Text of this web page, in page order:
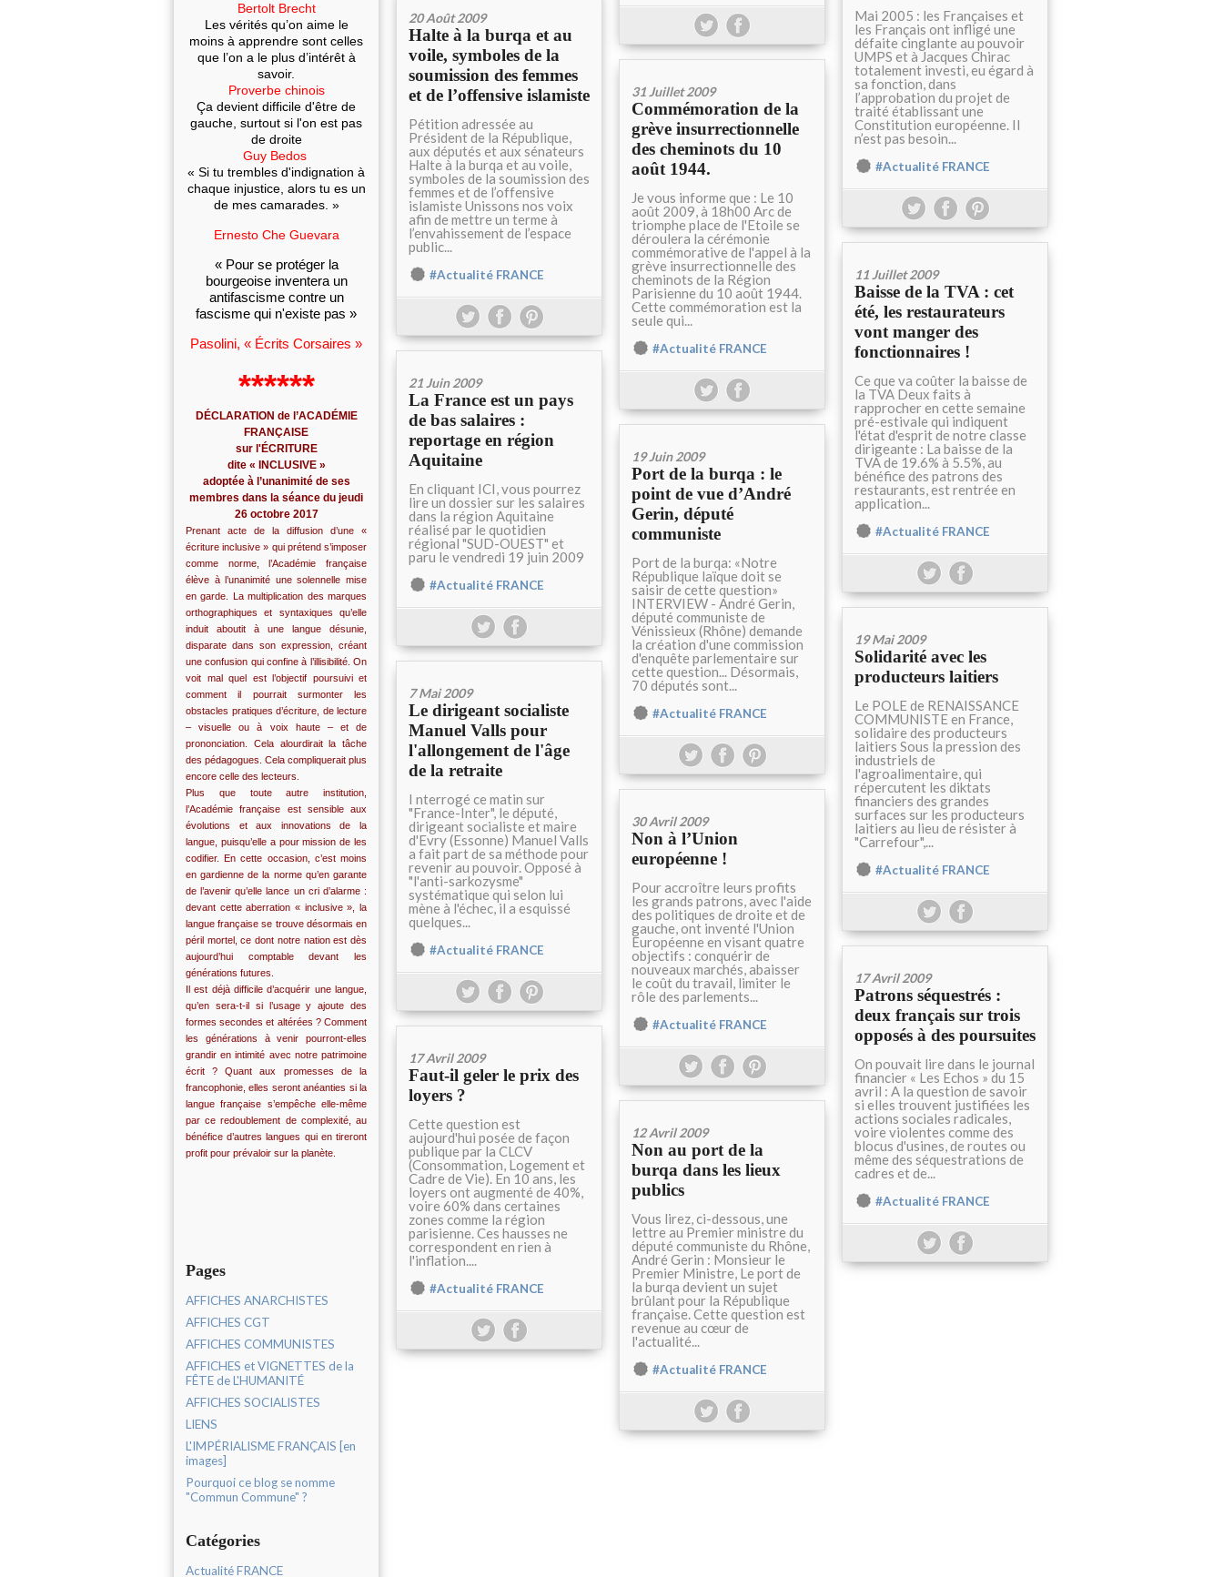
Bertolt Brecht
Les vérités qu’on aime le
moins à apprendre sont celles
que l’on a le plus d’intérêt à
savoir.
Proverbe chinois
Ça devient difficile d'être de
gauche, surtout si l'on est pas
de droite
Guy Bedos
« Si tu trembles d'indignation à
chaque injustice, alors tu es un
de mes camarades. »
Ernesto Che Guevara
« Pour se protéger la
bourgeoise inventera un
antifascisme contre un
fascisme qui n'existe pas »
Pasolini, « Écrits Corsaires »
******
DÉCLARATION de l’ACADÉMIE
FRANÇAISE
sur l'ÉCRITURE
dite « INCLUSIVE »
adoptée à l’unanimité de ses
membres dans la séance du jeudi
26 octobre 2017
Prenant acte de la diffusion d’une «
écriture inclusive » qui prétend s’imposer
comme norme, l’Académie française
élève à l’unanimité une solennelle mise
en garde. La multiplication des marques
orthographiques et syntaxiques qu’elle
induit aboutit à une langue désunie,
disparate dans son expression, créant
une confusion qui confine à l’illisibilité. On
voit mal quel est l’objectif poursuivi et
comment il pourrait surmonter les
obstacles pratiques d’écriture, de lecture
– visuelle ou à voix haute – et de
prononciation. Cela alourdirait la tâche
des pédagogues. Cela compliquerait plus
encore celle des lecteurs.
Plus que toute autre institution,
l’Académie française est sensible aux
évolutions et aux innovations de la
langue, puisqu’elle a pour mission de les
codifier. En cette occasion, c’est moins
en gardienne de la norme qu’en garante
de l’avenir qu’elle lance un cri d’alarme :
devant cette aberration « inclusive », la
langue française se trouve désormais en
péril mortel, ce dont notre nation est dès
aujourd’hui comptable devant les
générations futures.
Il est déjà difficile d’acquérir une langue,
qu’en sera-t-il si l’usage y ajoute des
formes secondes et altérées ? Comment
les générations à venir pourront-elles
grandir en intimité avec notre patrimoine
écrit ? Quant aux promesses de la
francophonie, elles seront anéanties si la
langue française s’empêche elle-même
par ce redoublement de complexité, au
bénéfice d’autres langues qui en tireront
profit pour prévaloir sur la planète.
Pages
AFFICHES ANARCHISTES
AFFICHES CGT
AFFICHES COMMUNISTES
AFFICHES et VIGNETTES de la
FÊTE de L'HUMANITÉ
AFFICHES SOCIALISTES
LIENS
L'IMPÉRIALISME FRANÇAIS [en
images]
Pourquoi ce blog se nomme
"Commun Commune" ?
Catégories
Actualité FRANCE
Mai 2005 : les Françaises et
les Français ont infligé une
défaite cinglante au pouvoir
UMPS et à Jacques Chirac
totalement investi, eu égard à
sa fonction, dans
l’approbation du projet de
traité établissant une
Constitution européenne. Il
n’est pas besoin...
#Actualité FRANCE
20 Août 2009
Halte à la burqa et au
voile, symboles de la
soumission des femmes
et de l’offensive islamiste
Pétition adressée au
Président de la République,
aux députés et aux sénateurs
Halte à la burqa et au voile,
symboles de la soumission des
femmes et de l’offensive
islamiste Unissons nos voix
afin de mettre un terme à
l’envahissement de l’espace
public...
#Actualité FRANCE
31 Juillet 2009
Commémoration de la
grève insurrectionnelle
des cheminots du 10
août 1944.
Je vous informe que : Le 10
août 2009, à 18h00 Arc de
triomphe place de l'Etoile se
déroulera la cérémonie
commémorative de l'appel à la
grève insurrectionnelle des
cheminots de la Région
Parisienne du 10 août 1944.
Cette commémoration est la
seule qui...
#Actualité FRANCE
11 Juillet 2009
Baisse de la TVA : cet
été, les restaurateurs
vont manger des
fonctionnaires !
Ce que va coûter la baisse de
la TVA Deux faits à
rapprocher en cette semaine
pré-estivale qui indiquent
l'état d'esprit de notre classe
dirigeante : La baisse de la
TVA de 19.6% à 5.5%, au
bénéfice des patrons des
restaurants, est rentrée en
application...
#Actualité FRANCE
21 Juin 2009
La France est un pays
de bas salaires :
reportage en région
Aquitaine
En cliquant ICI, vous pourrez
lire un dossier sur les salaires
dans la région Aquitaine
réalisé par le quotidien
régional "SUD-OUEST" et
paru le vendredi 19 juin 2009
#Actualité FRANCE
19 Juin 2009
Port de la burqa : le
point de vue d’André
Gerin, député
communiste
Port de la burqa: «Notre
République laïque doit se
saisir de cette question»
INTERVIEW - André Gerin,
député communiste de
Vénissieux (Rhône) demande
la création d'une commission
d'enquête parlementaire sur
cette question... Désormais,
70 députés sont...
#Actualité FRANCE
19 Mai 2009
Solidarité avec les
producteurs laitiers
Le POLE de RENAISSANCE
COMMUNISTE en France,
solidaire des producteurs
laitiers Sous la pression des
industriels de
l'agroalimentaire, qui
répercutent les diktats
financiers des grandes
surfaces sur les producteurs
laitiers au lieu de résister à
"Carrefour",...
#Actualité FRANCE
7 Mai 2009
Le dirigeant socialiste
Manuel Valls pour
l'allongement de l'âge
de la retraite
I nterrogé ce matin sur
"France-Inter", le député,
dirigeant socialiste et maire
d'Evry (Essonne) Manuel Valls
a fait part de sa méthode pour
revenir au pouvoir. Opposé à
"l'anti-sarkozysme"
systématique qui selon lui
mène à l'échec, il a esquissé
quelques...
#Actualité FRANCE
30 Avril 2009
Non à l’Union
européenne !
Pour accroître leurs profits
les grands patrons, avec l'aide
des politiques de droite et de
gauche, ont inventé l'Union
Européenne en visant quatre
objectifs : conquérir de
nouveaux marchés, abaisser
le coût du travail, limiter le
rôle des parlements...
#Actualité FRANCE
17 Avril 2009
Patrons séquestrés :
deux français sur trois
opposés à des poursuites
On pouvait lire dans le journal
financier « Les Echos » du 15
avril : A la question de savoir
si elles trouvent justifiées les
actions sociales radicales,
voire violentes comme des
blocus d'usines, de routes ou
même des séquestrations de
cadres et de...
#Actualité FRANCE
17 Avril 2009
Faut-il geler le prix des
loyers ?
Cette question est
aujourd'hui posée de façon
publique par la CLCV
(Consommation, Logement et
Cadre de Vie). En 10 ans, les
loyers ont augmenté de 40%,
voire 60% dans certaines
zones comme la région
parisienne. Ces hausses ne
correspondent en rien à
l'inflation....
#Actualité FRANCE
12 Avril 2009
Non au port de la
burqa dans les lieux
publics
Vous lirez, ci-dessous, une
lettre au Premier ministre du
député communiste du Rhône,
André Gerin : Monsieur le
Premier Ministre, Le port de
la burqa devient un sujet
brûlant pour la République
française. Cette question est
revenue au cœur de
l'actualité...
#Actualité FRANCE